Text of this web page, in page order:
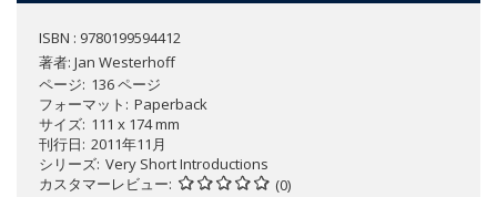
ISBN : 9780199594412
著者: Jan Westerhoff
ページ 136 ページ
フォーマット
Paperback
サイズ 111 x 174 mm
刊行日 2011年11月
シリーズ Very Short Introductions
カスタマーレビュー
(0)